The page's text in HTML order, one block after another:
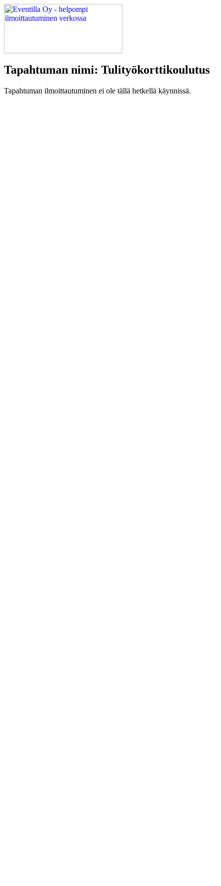
Tapahtuman nimi: Tulityökorttikoulutus
Tapahtuman ilmoittautuminen ei ole tällä hetkellä käynnissä.